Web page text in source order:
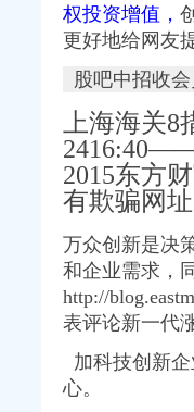
）
）
出口权）
（增资）
）
）
）
权投资增值，
更好地给网友
股吧中招收
上海海关
2015东方
有欺骗网
万众创新是决
和企业需求，
http://
表评论新一代
加科技创新
心。